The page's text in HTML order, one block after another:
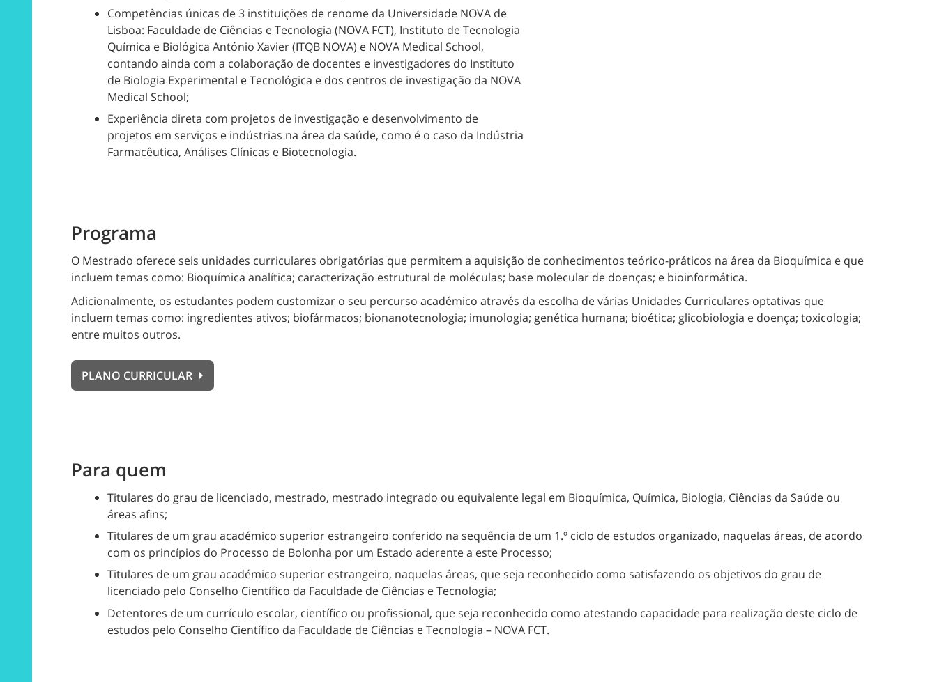
Competências únicas de 3 instituições de renome da Universidade NOVA de
Lisboa: Faculdade de Ciências e Tecnologia (NOVA FCT), Instituto de Tecnologia
Química e Biológica António Xavier (ITQB NOVA) e NOVA Medical School,
contando ainda com a colaboração de docentes e investigadores do Instituto
de Biologia Experimental e Tecnológica e dos centros de investigação da NOVA
Medical School;
Experiência direta com projetos de investigação e desenvolvimento de
projetos em serviços e indústrias na área da saúde, como é o caso da Indústria
Farmacêutica, Análises Clínicas e Biotecnologia.
Programa
O Mestrado oferece seis unidades curriculares obrigatórias que permitem a aquisição de conhecimentos teórico-práticos na área da Bioquímica e que
incluem temas como: Bioquímica analítica; caracterização estrutural de moléculas; base molecular de doenças; e bioinformática.
Adicionalmente, os estudantes podem customizar o seu percurso académico através da escolha de várias Unidades Curriculares optativas que
incluem temas como: ingredientes ativos; biofármacos; bionanotecnologia; imunologia; genética humana; bioética; glicobiologia e doença; toxicologia;
entre muitos outros.
PLANO CURRICULAR
Para quem
Titulares do grau de licenciado, mestrado, mestrado integrado ou equivalente legal em Bioquímica, Química, Biologia, Ciências da Saúde ou
áreas afins;
Titulares de um grau académico superior estrangeiro conferido na sequência de um 1.º ciclo de estudos organizado, naquelas áreas, de acordo
com os princípios do Processo de Bolonha por um Estado aderente a este Processo;
Titulares de um grau académico superior estrangeiro, naquelas áreas, que seja reconhecido como satisfazendo os objetivos do grau de
licenciado pelo Conselho Científico da Faculdade de Ciências e Tecnologia;
Detentores de um currículo escolar, científico ou profissional, que seja reconhecido como atestando capacidade para realização deste ciclo de
estudos pelo Conselho Científico da Faculdade de Ciências e Tecnologia – NOVA FCT.